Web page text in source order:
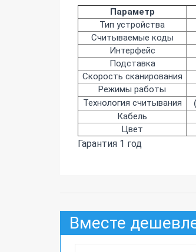
Параметр
Тип устройства
Считываемые коды
Интерфейс
Подставка
Скорость сканирования
Режимы работы
Технология считывания
Кабель
Цвет
Гарантия 1 год
Вместе